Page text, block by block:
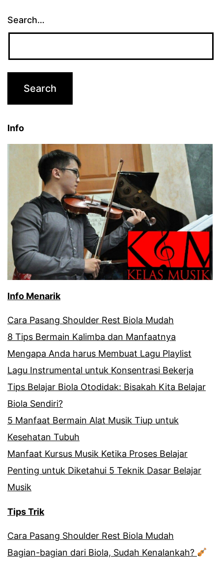
Search…
Info
Info Menarik
Cara Pasang Shoulder Rest Biola Mudah
8 Tips Bermain Kalimba dan Manfaatnya
Mengapa Anda harus Membuat Lagu Playlist
Lagu Instrumental untuk Konsentrasi Bekerja
Tips Belajar Biola Otodidak: Bisakah Kita Belajar
Biola Sendiri?
5 Manfaat Bermain Alat Musik Tiup untuk
Kesehatan Tubuh
Manfaat Kursus Musik Ketika Proses Belajar
Penting untuk Diketahui 5 Teknik Dasar Belajar
Musik
Tips Trik
Cara Pasang Shoulder Rest Biola Mudah
Bagian-bagian dari Biola, Sudah Kenalankah?